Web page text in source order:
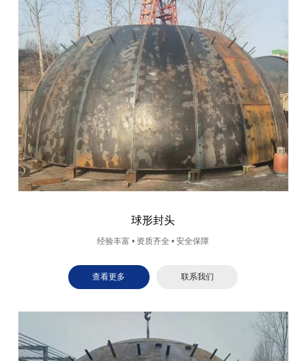
球形封头
经验丰富 • 资质齐全 • 安全保障
查看更多 联系我们